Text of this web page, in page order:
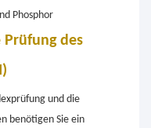
Phosphor
des
und die
benötigen Sie ein